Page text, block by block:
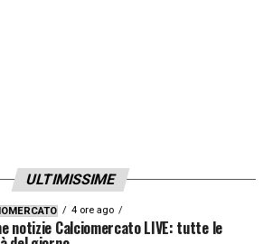
ULTIMISSIME
4 ore ago
notizie Calciomercato LIVE: tutte le